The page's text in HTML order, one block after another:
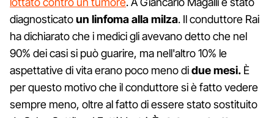
diagnosticatoun linfoma alla milza. Il conduttore Rai
ha dichiarato che i medici gli avevano detto che nel
90% dei casi si può guarire, ma nell'altro 10% le
aspettative di vita erano poco meno didue mesi. È
per questo motivo che il conduttore si è fatto vedere
sempre meno, oltre al fatto di essere stato sostituito